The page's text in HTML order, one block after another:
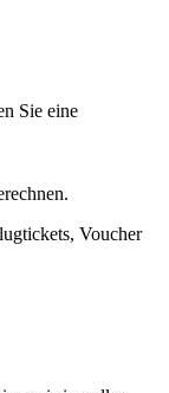
Sie eine
Voucher